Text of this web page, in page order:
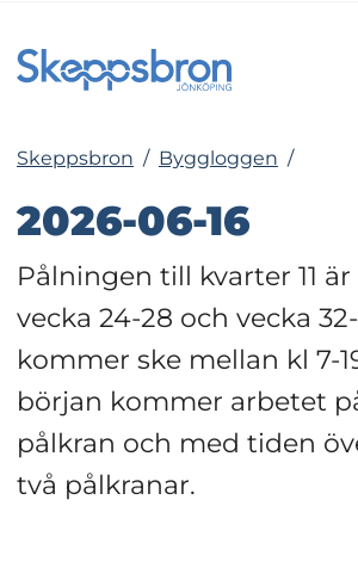
Skeppsbron / Byggloggen /
2026-06-16
Pålningen till kvarter 11
vecka 24-28 och vecka
kommer ske mellan kl 7-
början kommer arbetet
pålkran och med tiden
två pålkranar.